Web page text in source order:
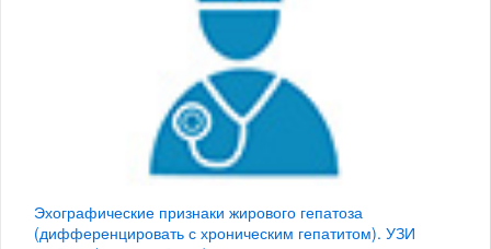
Эхографические признаки жирового гепатоза
(дифференцировать с хроническим гепатитом). УЗИ